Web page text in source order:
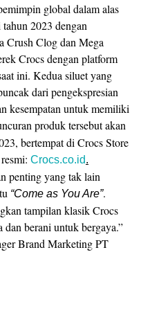
global dalam alas
2023 dengan
Crush Clog dan Mega
Crocs dengan platform
ini. Kedua siluet yang
dari pengekspresian
kesempatan untuk memiliki
produk tersebut akan
bertempat di Crocs Store
Crocs.co.id.
penting yang tak lain
“Come as You Are”.
tampilan klasik Crocs
berani untuk bergaya.”
Brand Marketing PT